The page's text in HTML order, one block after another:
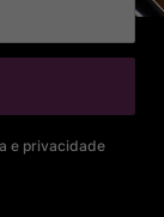
e privacidade